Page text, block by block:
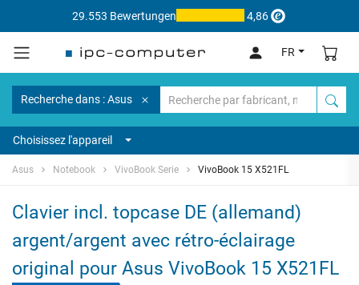
29.553 Bewertungen 4,86
FR
Recherche dans : Asus
Choisissez l'appareil
Asus Notebook VivoBook Serie VivoBook 15 X521FL
Clavier incl. topcase DE (allemand)
argent/argent avec rétro-éclairage
original pour Asus VivoBook 15 X521FL